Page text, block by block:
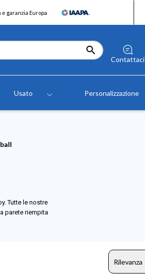
garanzia Europa

Contattaci
Usato Personalizzazione
Tutte le nostre
parete riempita